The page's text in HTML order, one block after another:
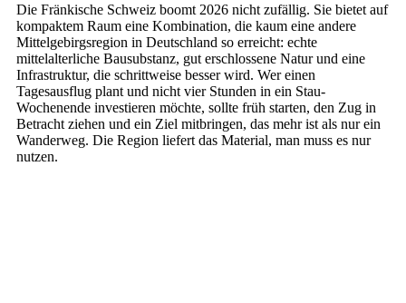
Die Fränkische Schweiz boomt 2026 nicht zufällig. Sie bietet auf
kompaktem Raum eine Kombination, die kaum eine andere
Mittelgebirgsregion in Deutschland so erreicht: echte
mittelalterliche Bausubstanz, gut erschlossene Natur und eine
Infrastruktur, die schrittweise besser wird. Wer einen
Tagesausflug plant und nicht vier Stunden in ein Stau-
Wochenende investieren möchte, sollte früh starten, den Zug in
Betracht ziehen und ein Ziel mitbringen, das mehr ist als nur ein
Wanderweg. Die Region liefert das Material, man muss es nur
nutzen.